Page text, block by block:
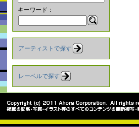
キーワード：
アーティストで探す
レーベルで探す